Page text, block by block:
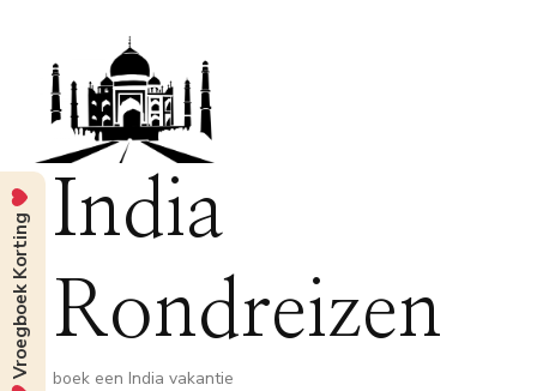
India
Rondreizen
boek een India vakantie
Vroegboek Korting